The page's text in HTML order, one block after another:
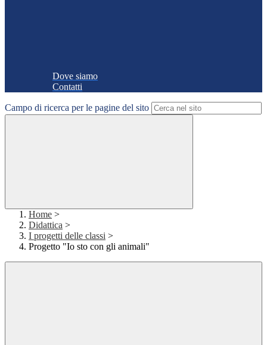
Dove siamo
Contatti
Campo di ricerca per le pagine del sito
Home >
Didattica >
I progetti delle classi >
Progetto "Io sto con gli animali"